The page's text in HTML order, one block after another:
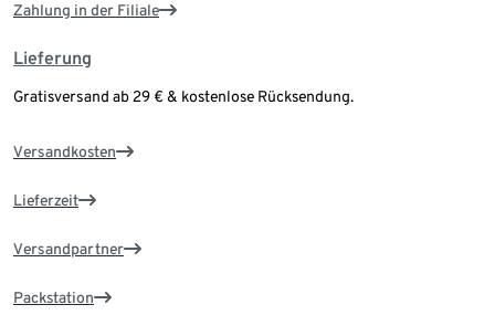
Zahlung in der Filiale
Lieferung
Gratisversand ab 29 € & kostenlose Rücksendung.
Versandkosten
Lieferzeit
Versandpartner
Packstation